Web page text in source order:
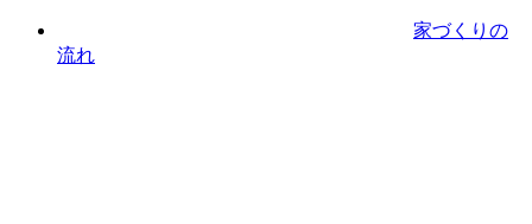
家づくりの
流れ